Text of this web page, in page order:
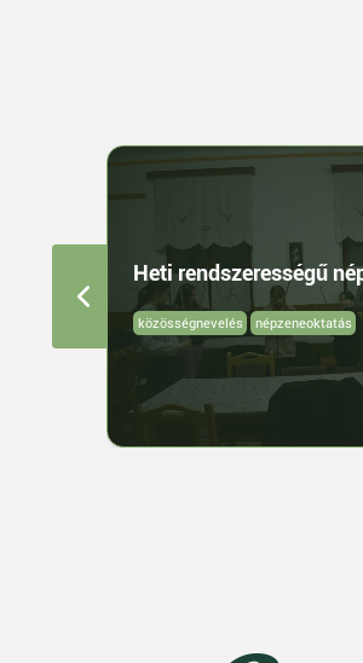
Heti rendszerességű
közösségnevelés népzeneoktatás